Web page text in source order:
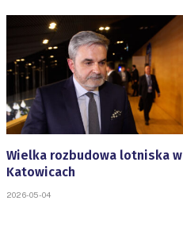
Wielka rozbudowa lotniska w
Katowicach
2026-05-04